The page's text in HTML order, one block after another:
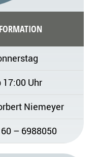
17:00 Uhr
Niemeyer
– 6988050